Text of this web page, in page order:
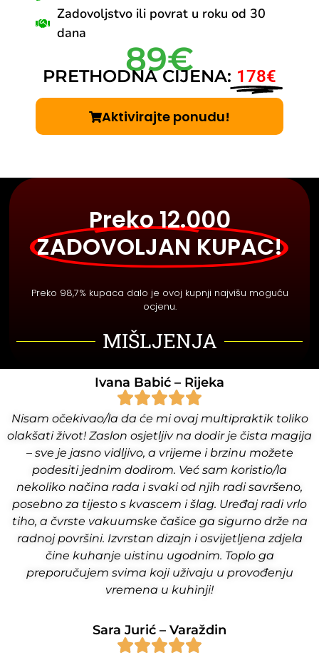
Zadovoljstvo ili povrat u roku od 30
dana
89€
PRETHODNA CIJENA: 178€
Aktivirajte ponudu!
Preko 12.000
ZADOVOLJAN KUPAC!
Preko 98,7% kupaca dalo je ovoj kupnji najvišu moguću
ocjenu.
MIŠLJENJA
Ivana Babić – Rijeka
Nisam očekivao/la da će mi ovaj multipraktik toliko
olakšati život! Zaslon osjetljiv na dodir je čista magija
– sve je jasno vidljivo, a vrijeme i brzinu možete
podesiti jednim dodirom. Već sam koristio/la
nekoliko načina rada i svaki od njih radi savršeno,
posebno za tijesto s kvascem i šlag. Uređaj radi vrlo
tiho, a čvrste vakuumske čašice ga sigurno drže na
radnoj površini. Izvrstan dizajn i osvijetljena zdjela
čine kuhanje uistinu ugodnim. Toplo ga
preporučujem svima koji uživaju u provođenju
vremena u kuhinji!
Sara Jurić – Varaždin